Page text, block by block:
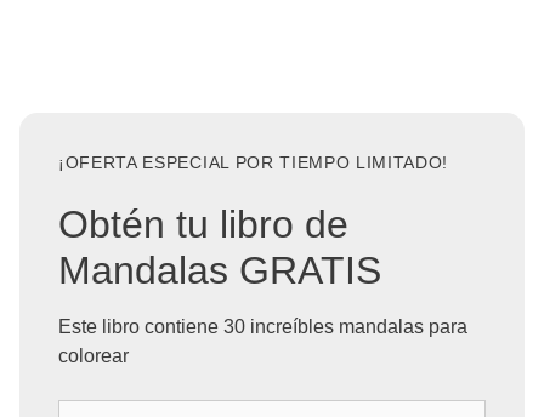
¡OFERTA ESPECIAL POR TIEMPO LIMITADO!
Obtén tu libro de
Mandalas GRATIS
Este libro contiene 30 increíbles mandalas para
colorear